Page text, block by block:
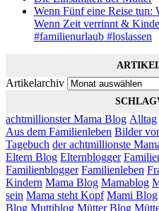
Wenn Fünf eine Reise tun:
Wenn Zeit verrinnt &
#familienurlaub #loslassen
Artikelarchiv
achtmillionster Mama Blog Alltag
Aus dem Familienleben Bilder
Tagebuch der achtmillionste
Eltern Blog Elternblogger
Familienblogger Familienleben
Kindern Mama Blog Mamablog
sein Mama steht Kopf Mami Blog
Blog Muttiblog Mütter Blog